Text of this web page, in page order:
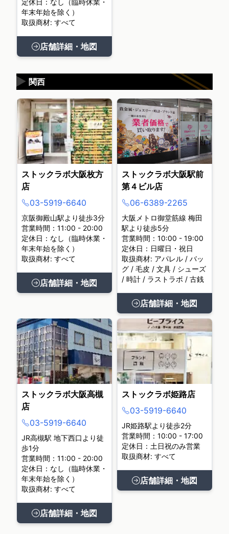
定休日：なし（臨時休業・
年末年始を除く）
取扱商材: すべて
店舗詳細・地図
関西
▶
ストックラボ大阪枚方
店
03-5919-6640
京阪御殿山駅より徒歩3分
営業時間：11:00 - 20:00
定休日：なし（臨時休業・
年末年始を除く）
取扱商材: すべて
店舗詳細・地図
ストックラボ大阪駅前
第４ビル店
06-6389-2265
大阪メトロ御堂筋線 梅田
駅より徒歩5分
営業時間：10:00 - 19:00
定休日：日曜日・祝日
取扱商材: アパレル / バッ
グ / 毛皮 / 文具 / シューズ
/ 時計 / ラストラボ / 古銭
店舗詳細・地図
ストックラボ大阪高槻
店
03-5919-6640
JR高槻駅 地下西口より徒
歩1分
営業時間：11:00 - 20:00
定休日：なし（臨時休業・
年末年始を除く）
取扱商材: すべて
店舗詳細・地図
ストックラボ姫路店
03-5919-6640
JR姫路駅より徒歩2分
営業時間：10:00 - 17:00
定休日：土日祝のみ営業
取扱商材: すべて
店舗詳細・地図